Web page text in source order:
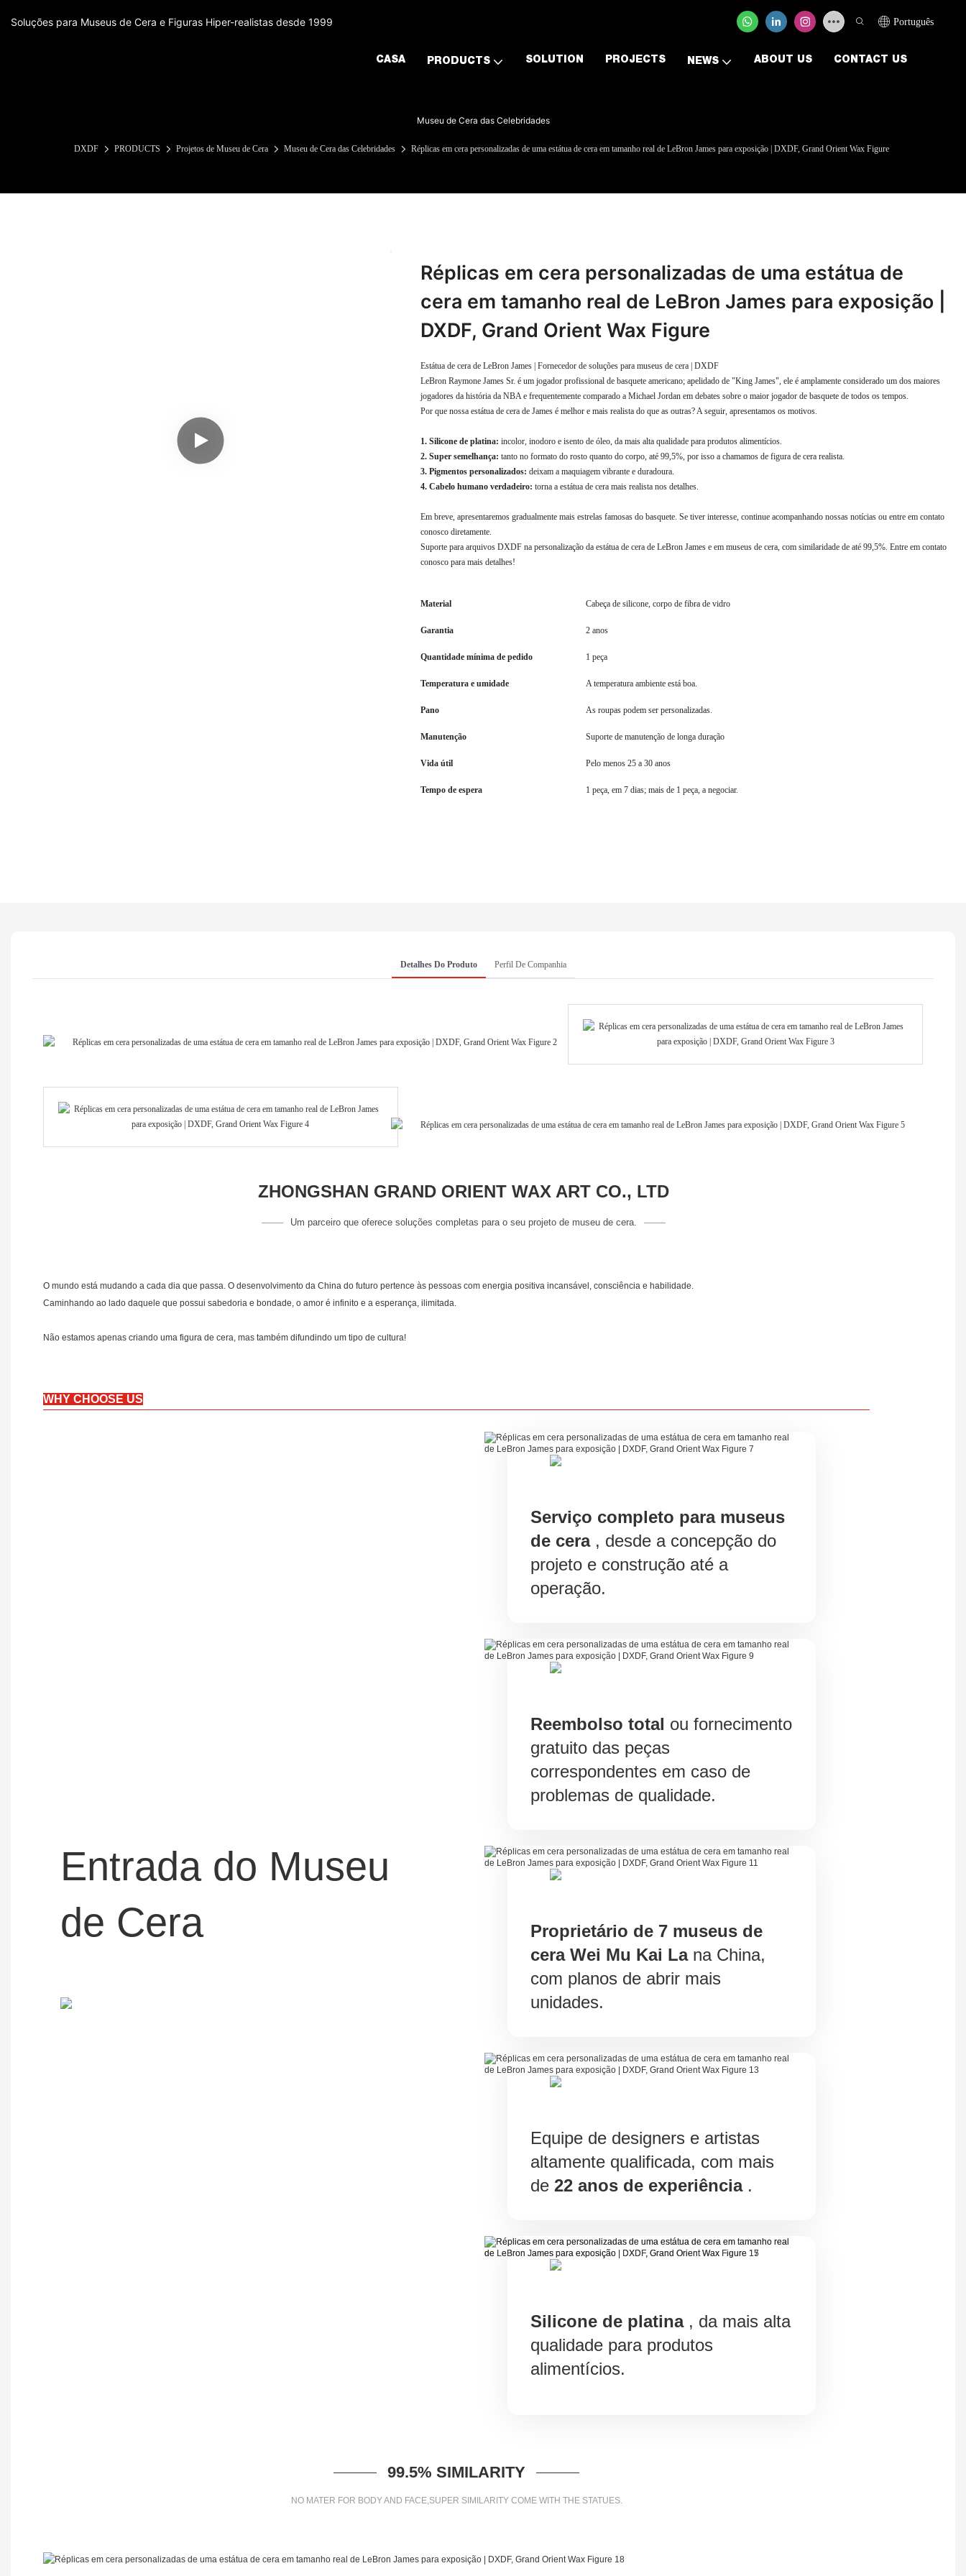
Soluções para Museus de Cera e Figuras Hiper-realistas desde 1999 Português
CASA PRODUCTS SOLUTION PROJECTS NEWS ABOUT US CONTACT US
Museu de Cera das Celebridades
DXDF PRODUCTS Projetos de Museu de Cera Museu de Cera das Celebridades Réplicas em cera personalizadas de uma estátua de cera em tamanho real de LeBron James para exposição | DXDF, Grand Orient Wax Figure
Réplicas em cera personalizadas de uma estátua de
cera em tamanho real de LeBron James para exposição |
DXDF, Grand Orient Wax Figure
Estátua de cera de LeBron James | Fornecedor de soluções para museus de cera | DXDF
LeBron Raymone James Sr. é um jogador profissional de basquete americano; apelidado de "King James", ele é amplamente considerado um dos maiores
jogadores da história da NBA e frequentemente comparado a Michael Jordan em debates sobre o maior jogador de basquete de todos os tempos.
Por que nossa estátua de cera de James é melhor e mais realista do que as outras? A seguir, apresentamos os motivos.
1. Silicone de platina: incolor, inodoro e isento de óleo, da mais alta qualidade para produtos alimentícios.
2. Super semelhança: tanto no formato do rosto quanto do corpo, até 99,5%, por isso a chamamos de figura de cera realista.
3. Pigmentos personalizados: deixam a maquiagem vibrante e duradoura.
4. Cabelo humano verdadeiro: torna a estátua de cera mais realista nos detalhes.
Em breve, apresentaremos gradualmente mais estrelas famosas do basquete. Se tiver interesse, continue acompanhando nossas notícias ou entre em contato
conosco diretamente.
Suporte para arquivos DXDF na personalização da estátua de cera de LeBron James e em museus de cera, com similaridade de até 99,5%. Entre em contato
conosco para mais detalhes!
Material Cabeça de silicone, corpo de fibra de vidro
Garantia 2 anos
Quantidade mínima de pedido 1 peça
Temperatura e umidade A temperatura ambiente está boa.
Pano As roupas podem ser personalizadas.
Manutenção Suporte de manutenção de longa duração
Vida útil Pelo menos 25 a 30 anos
Tempo de espera 1 peça, em 7 dias; mais de 1 peça, a negociar.
Detalhes Do Produto Perfil De Companhia
ZHONGSHAN GRAND ORIENT WAX ART CO., LTD
Um parceiro que oferece soluções completas para o seu projeto de museu de cera.
O mundo está mudando a cada dia que passa. O desenvolvimento da China do futuro pertence às pessoas com energia positiva incansável, consciência e habilidade.
Caminhando ao lado daquele que possui sabedoria e bondade, o amor é infinito e a esperança, ilimitada.
Não estamos apenas criando uma figura de cera, mas também difundindo um tipo de cultura!
WHY CHOOSE US
Entrada do Museu
de Cera
Serviço completo para museus
de cera, desde a concepção do
projeto e construção até a
operação.
Reembolso total ou fornecimento
gratuito das peças
correspondentes em caso de
problemas de qualidade.
Proprietário de 7 museus de
cera Wei Mu Kai Lana China,
com planos de abrir mais
unidades.
Equipe de designers e artistas
altamente qualificada, com mais
de 22 anos de experiência.
Silicone de platina, da mais alta
qualidade para produtos
alimentícios.
99.5% SIMILARITY
NO MATER FOR BODY AND FACE,SUPER SIMILARITY COME WITH THE STATUES.